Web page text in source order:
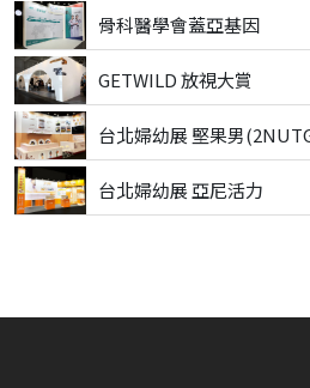
骨科醫學會蓋亞基因
GETWILD 放視大賞
台北婦幼展 堅果男
台北婦幼展 亞尼活力